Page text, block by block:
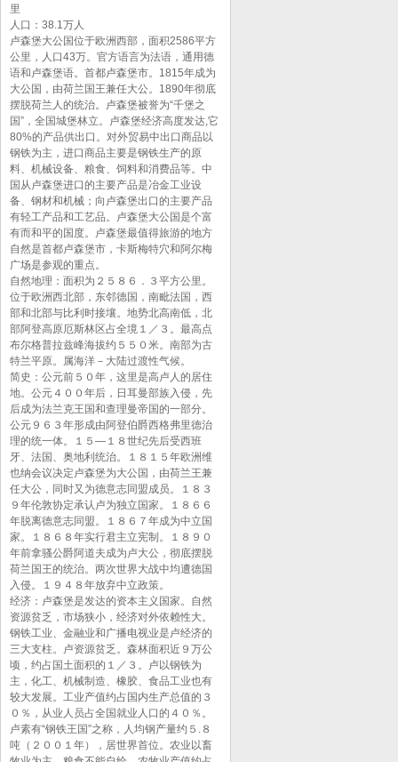
里
人口：38.1万人
卢森堡大公国位于欧洲西部，面积2586平方
公里，人口43万。官方语言为法语，通用德
语和卢森堡语。首都卢森堡市。1815年成为
大公国，由荷兰国王兼任大公。1890年彻底
摆脱荷兰人的统治。卢森堡被誉为“千堡之
国”，全国城堡林立。卢森堡经济高度发达,它
80%的产品供出口。对外贸易中出口商品以
钢铁为主，进口商品主要是钢铁生产的原
料、机械设备、粮食、饲料和消费品等。中
国从卢森堡进口的主要产品是冶金工业设
备、钢材和机械；向卢森堡出口的主要产品
有轻工产品和工艺品。卢森堡大公国是个富
有而和平的国度。卢森堡最值得旅游的地方
自然是首都卢森堡市，卡斯梅特穴和阿尔梅
广场是参观的重点。
自然地理：面积为２５８６．３平方公里。
位于欧洲西北部，东邻德国，南毗法国，西
部和北部与比利时接壤。地势北高南低，北
部阿登高原厄斯林区占全境１／３。最高点
布尔格普拉兹峰海拔约５５０米。南部为古
特兰平原。属海洋－大陆过渡性气候。
简史：公元前５０年，这里是高卢人的居住
地。公元４００年后，日耳曼部族入侵，先
后成为法兰克王国和查理曼帝国的一部分。
公元９６３年形成由阿登伯爵西格弗里德治
理的统一体。１５—１８世纪先后受西班
牙、法国、奥地利统治。１８１５年欧洲维
也纳会议决定卢森堡为大公国，由荷兰王兼
任大公，同时又为德意志同盟成员。１８３
９年伦敦协定承认卢为独立国家。１８６６
年脱离德意志同盟。１８６７年成为中立国
家。１８６８年实行君主立宪制。１８９０
年前拿骚公爵阿道夫成为卢大公，彻底摆脱
荷兰国王的统治。两次世界大战中均遭德国
入侵。１９４８年放弃中立政策。
经济：卢森堡是发达的资本主义国家。自然
资源贫乏，市场狭小，经济对外依赖性大。
钢铁工业、金融业和广播电视业是卢经济的
三大支柱。卢资源贫乏。森林面积近９万公
顷，约占国土面积的１／３。卢以钢铁为
主，化工、机械制造、橡胶、食品工业也有
较大发展。工业产值约占国内生产总值的３
０％，从业人员占全国就业人口的４０％。
卢素有“钢铁王国”之称，人均钢产量约５.８
吨（２００１年），居世界首位。农业以畜